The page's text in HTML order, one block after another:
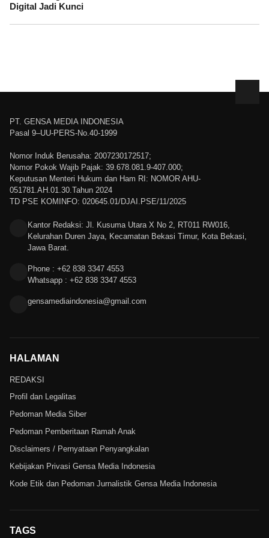
Digital Jadi Kunci
PT. GENSA MEDIA INDONESIA
Pasal 9–UU-PERS-No.40-1999
Nomor Induk Berusaha: 2007230172517;
Nomor Pokok Wajib Pajak: 39.678.081.9-407.000;
Keputusan Menteri Hukum dan Ham RI: NOMOR AHU-
051781.AH.01.30.Tahun 2024
TD PSE KOMINFO: 020645.01/DJAI.PSE/11/2025
Kantor Redaksi: Jl. Kusuma Utara X No 2, RT011 RW016,
Kelurahan Duren Jaya, Kecamatan Bekasi Timur, Kota Bekasi,
Jawa Barat.
Phone : +62 838 3347 4553
Whatsapp : +62 838 3347 4553
gensamediaindonesia@gmail.com
HALAMAN
REDAKSI
Profil dan Legalitas
Pedoman Media Siber
Pedoman Pemberitaan Ramah Anak
Disclaimers / Pernyataan Penyangkalan
Kebijakan Privasi Gensa Media Indonesia
Kode Etik dan Pedoman Jurnalistik Gensa Media Indonesia
TAGS